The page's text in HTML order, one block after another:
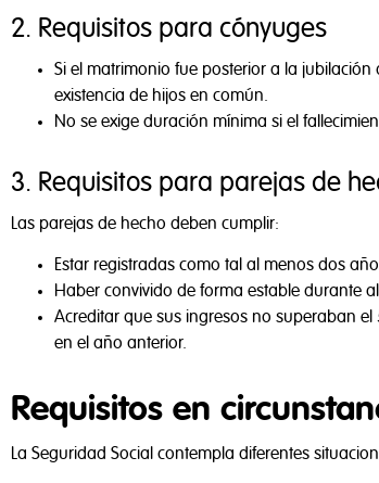
para
2. Requisitos para cónyuges
Si el matrimonio fue posterior a la
existencia de hijos en común.
No se exige duración mínima si el
3. Requisitos para parejas de
Las parejas de hecho deben cumplir:
Estar registradas como tal al menos dos
Haber convivido de forma estable durante
Acreditar que sus ingresos no superaban
en el año anterior.
Requisitos en
La Seguridad Social contempla diferentes